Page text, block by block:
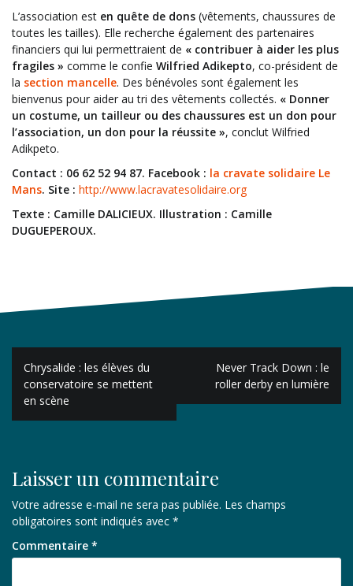
L’association est en quête de dons (vêtements, chaussures de
toutes les tailles). Elle recherche également des partenaires
financiers qui lui permettraient de « contribuer à aider les plus
fragiles » comme le confie Wilfried Adikepto, co-président de
la section mancelle. Des bénévoles sont également les
bienvenus pour aider au tri des vêtements collectés. « Donner
un costume, un tailleur ou des chaussures est un don pour
l’association, un don pour la réussite », conclut Wilfried
Adikpeto.
Contact : 06 62 52 94 87. Facebook : la cravate solidaire Le
Mans. Site : http://www.lacravatesolidaire.org
Texte : Camille DALICIEUX. Illustration : Camille
DUGUEPEROUX.
Navigation
de
l’article
Chrysalide : les élèves du
conservatoire se mettent
en scène
Never Track Down : le
roller derby en lumière
Laisser un commentaire
Votre adresse e-mail ne sera pas publiée. Les champs
obligatoires sont indiqués avec *
Commentaire *